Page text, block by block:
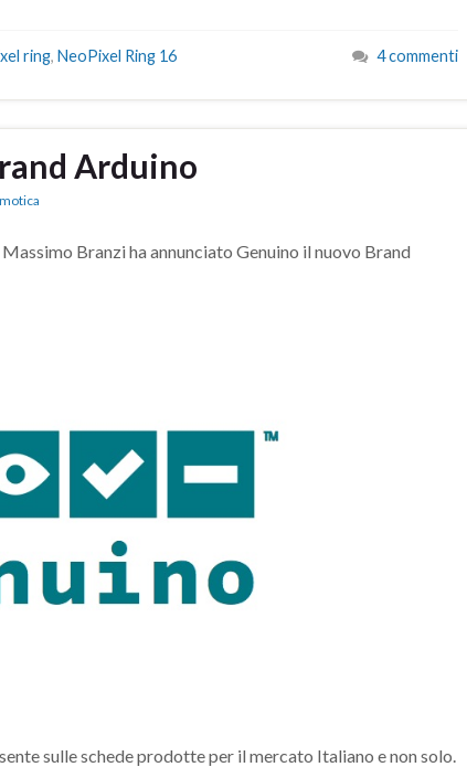
ring, NeoPixel Ring 16
4 commenti
Arduino
Branzi ha annunciato Genuino il nuovo Brand
sulle schede prodotte per il mercato Italiano e non solo.